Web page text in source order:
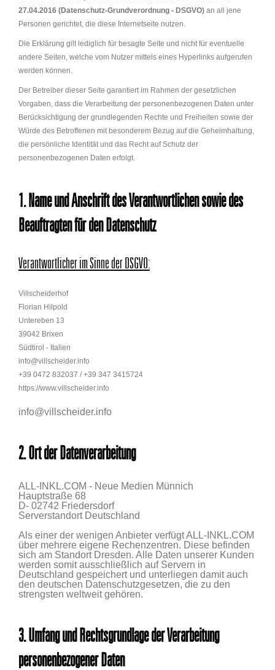
27.04.2016 (Datenschutz-Grundverordnung - DSGVO) an all jene
Personen gerichtet, die diese Internetseite nutzen.
Die Erklärung gilt lediglich für besagte Seite und nicht für eventuelle
andere Seiten, welche vom Nutzer mittels eines Hyperlinks aufgerufen
werden können.
Der Betreiber dieser Seite garantiert im Rahmen der gesetzlichen
Vorgaben, dass die Verarbeitung der personenbezogenen Daten unter
Berücksichtigung der grundlegenden Rechte und Freiheiten sowie der
Würde des Betroffenen mit besonderem Bezug auf die Geheimhaltung,
die persönliche Identität und das Recht auf Schutz der
personenbezogenen Daten erfolgt.
1. Name und Anschrift des Verantwortlichen sowie des
Beauftragten für den Datenschutz
Verantwortlicher im Sinne der DSGVO:
Villscheiderhof
Florian Hilpold
Untereben 13
39042 Brixen
Südtirol - Italien
info@villscheider.info
+39 0472 832037 / +39 347 3415724
https://www.villscheider.info
info@villscheider.info
2. Ort der Datenverarbeitung
ALL-INKL.COM - Neue Medien Münnich
Hauptstraße 68
D- 02742 Friedersdorf
Serverstandort Deutschland
Als einer der wenigen Anbieter verfügt ALL-INKL.COM
über mehrere eigene Rechenzentren. Diese befinden
sich am Standort Dresden. Alle Daten unserer Kunden
werden somit ausschließlich auf Servern in
Deutschland gespeichert und unterliegen damit auch
den deutschen Datenschutzgesetzen, die zu den
strengsten weltweit gehören.
3. Umfang und Rechtsgrundlage der Verarbeitung
personenbezogener Daten